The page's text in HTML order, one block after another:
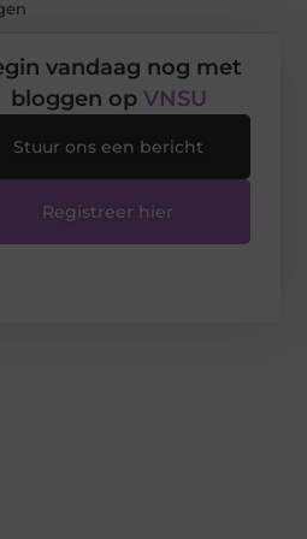
vandaag nog met
bloggen op VNSU
Stuur ons een bericht
Registreer hier